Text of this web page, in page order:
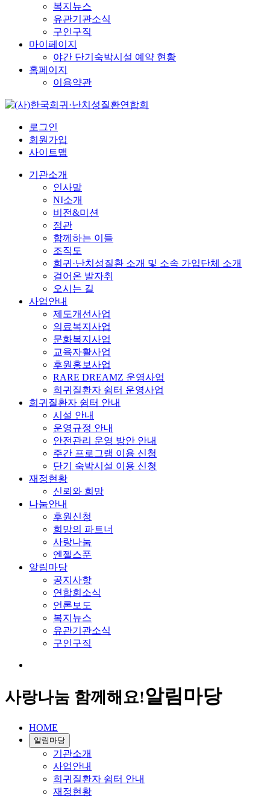
복지뉴스
유관기관소식
구인구직
마이페이지
야간 단기숙박시설 예약 현황
홈페이지
이용약관
로그인
회원가입
사이트맵
기관소개
인사말
NI소개
비전&미션
정관
함께하는 이들
조직도
희귀·난치성질환 소개 및 소속 가입단체 소개
걸어온 발자취
오시는 길
사업안내
제도개선사업
의료복지사업
문화복지사업
교육자활사업
후원홍보사업
RARE DREAMZ 운영사업
희귀질환자 쉼터 운영사업
희귀질환자 쉼터 안내
시설 안내
운영규정 안내
안전관리 운영 방안 안내
주간 프로그램 이용 신청
단기 숙박시설 이용 신청
재정현황
신뢰와 희망
나눔안내
후원신청
희망의 파트너
사랑나눔
엔젤스푼
알림마당
공지사항
연합회소식
언론보도
복지뉴스
유관기관소식
구인구직
사랑나눔 함께해요!알림마당
HOME
알림마당
기관소개
사업안내
희귀질환자 쉼터 안내
재정현황